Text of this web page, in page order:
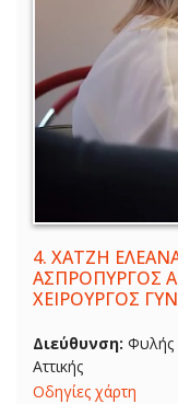
4. ΧΑΤΖΗ
ΑΣΠΡΟΠΥΡΓΟΣ
ΧΕΙΡΟΥΡΓΟΣ
Διεύθυνση: Φυλής
Αττικής
Οδηγίες χάρτη